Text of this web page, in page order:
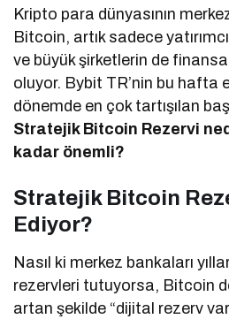
Kripto para dünyasının
Bitcoin, artık sadece
ve büyük şirketlerin de
oluyor. Bybit TR’nin bu hafta
dönemde en çok tartışılan
Stratejik Bitcoin Rezervi
kadar önemli?
Stratejik Bitcoin
Ediyor?
Nasıl ki merkez bankaları
rezervleri tutuyorsa, Bitcoin
artan şekilde “dijital rezerv